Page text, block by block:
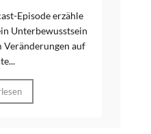
Episode erzähle
Unterbewusstsein
Veränderungen auf